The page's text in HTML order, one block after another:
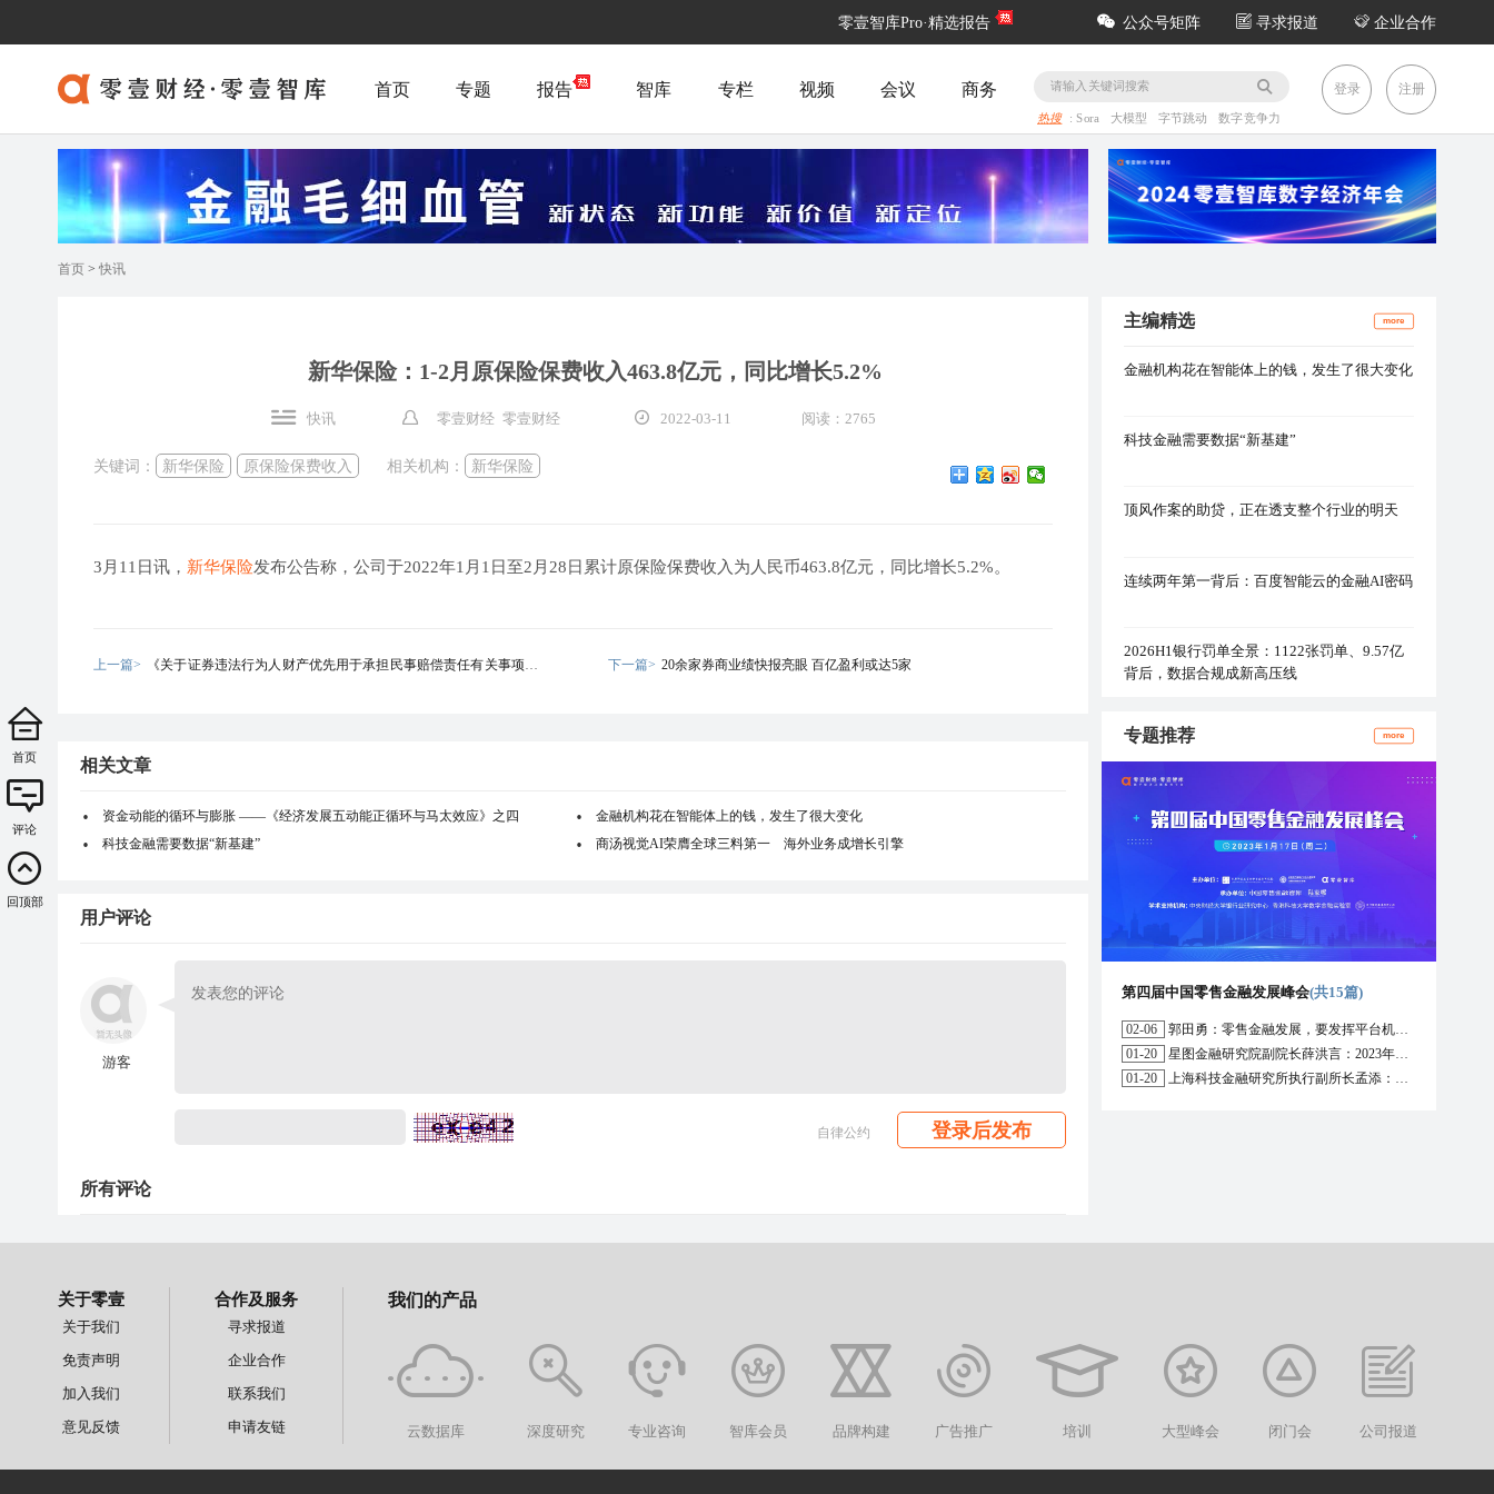
零壹智库Pro·精选报告 公众号矩阵 寻求报道 企业合作
首页 专题 报告 智库 专栏 视频 会议 商务
热搜 :Sora 大模型 字节跳动 数字竞争力
登录 注册
首页 > 快讯
新华保险：1-2月原保险保费收入463.8亿元，同比增长5.2%
快讯 零壹财经 零壹财经 2022-03-11 阅读：2765
关键词： 新华保险 原保险保费收入 相关机构： 新华保险
3月11日讯， 新华保险发布公告称，公司于2022年1月1日至2月28日累计原保险保费收入为人民币463.8亿元，同比增长5.2%。
上一篇>
《关于证券违法行为人财产优先用于承担民事赔偿责任有关事项的
下一篇> 20余家券商业绩快报亮眼 百亿盈利或达5家
相关文章
资金动能的循环与膨胀 ——《经济发展五动能正循环与马太效应》之四
金融机构花在智能体上的钱，发生了很大变化
科技金融需要数据“新基建”
商汤视觉AI荣膺全球三料第一 海外业务成增长引擎
用户评论
游客
自律公约 登录后发布
所有评论
主编精选 more
金融机构花在智能体上的钱，发生了很大变化
科技金融需要数据“新基建”
顶风作案的助贷，正在透支整个行业的明天
连续两年第一背后：百度智能云的金融AI密码
2026H1银行罚单全景：1122张罚单、9.57亿
背后，数据合规成新高压线
专题推荐 more
第四届中国零售金融发展峰会(共15篇)
02-06
郭田勇：零售金融发展，要发挥平台机构的作用
01-20
星图金融研究院副院长薛洪言：2023年消费信贷或迎来新起点
01-20
上海科技金融研究所执行副所长孟添：开放银行与嵌入式金融为数字普惠金融带来更大发展空间
首页
评论
回顶部
关于零壹
关于我们
免责声明
加入我们
意见反馈
合作及服务
寻求报道
企业合作
联系我们
申请友链
我们的产品
云数据库 深度研究 专业咨询 智库会员 品牌构建 广告推广 培训 大型峰会 闭门会 公司报道